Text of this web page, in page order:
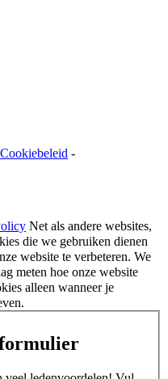
Cookiebeleid -
Net als andere websites,
die we gebruiken dienen
website te verbeteren. We
meten hoe onze website
alleen wanneer je